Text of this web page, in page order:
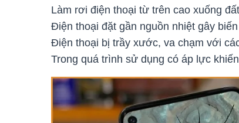
Làm rơi điện thoại từ trên cao xuống
Điện thoại đặt gần nguồn nhiệt gây
Điện thoại bị trầy xước, va chạm với
Trong quá trình sử dụng có áp lực